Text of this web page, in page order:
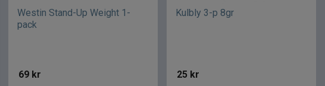
Westin Stand-Up Weight 1-
pack
69 kr
Kulbly 3-p 8gr
25 kr